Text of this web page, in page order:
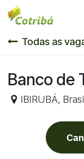
Pular para o conteúdo
Todas as
Banco de
IBIRUBÁ,